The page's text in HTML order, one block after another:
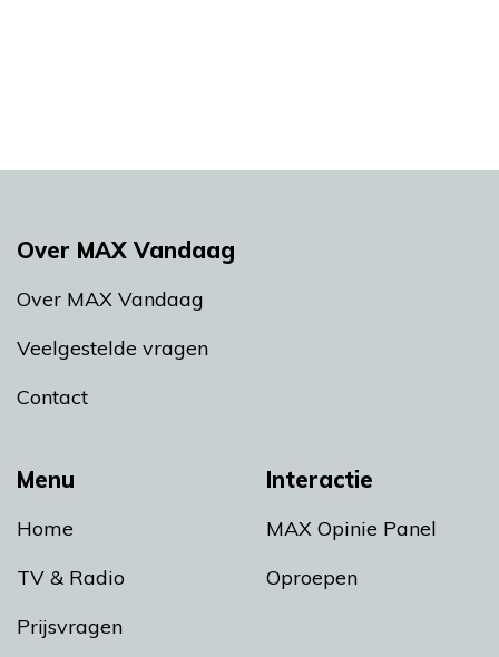
Menu
Home
TV & Radio
Prijsvragen
Interactie
MAX Opinie Panel
Oproepen
Over MAX Vandaag
Over MAX Vandaag
Veelgestelde vragen
Contact